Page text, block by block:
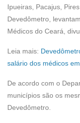
o
k
r
p
p
a
m
Ipueiras, Pacajus,
Devedômetro,
Médicos do Ceará,
Leia mais:
salário dos médicos
De acordo com o
municípios são os
Devedômetro.